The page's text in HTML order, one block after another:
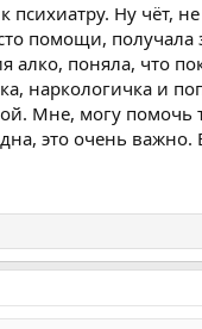
психиатру. Ну чёт,
помощи, получала
поняла, что
наркологичка и
Мне, могу помочь
это очень важно.